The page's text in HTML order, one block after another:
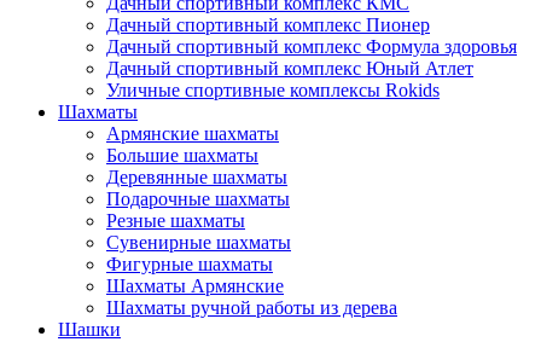
Дачный спортивный комплекс Пионер
Дачный спортивный комплекс Формула здоровья
Дачный спортивный комплекс Юный Атлет
Уличные спортивные комплексы Rokids
Шахматы
Армянские шахматы
Большие шахматы
Деревянные шахматы
Подарочные шахматы
Резные шахматы
Сувенирные шахматы
Фигурные шахматы
Шахматы Армянские
Шахматы ручной работы из дерева
Шашки